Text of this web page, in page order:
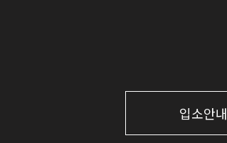
입소안내